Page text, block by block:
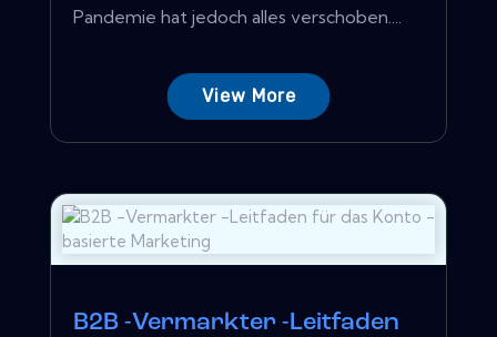
Pandemie hat jedoch alles verschoben....
View More
B2B -Vermarkter -Leitfaden